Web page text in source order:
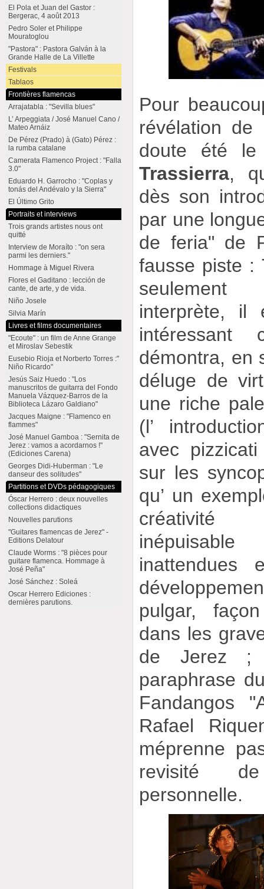
Pour
révélation
doute été
Trassierra,
dès son
par une
de feria" de
fausse piste :
seulement
interprète, il
intéressant
démontra, en
déluge de
une riche
(l’
avec
sur les
qu’ un
créativité
inattendues
pulgar,
dans les
de Jerez ;
paraphrase
Fandangos
Rafael
méprenne
revisité
personnelle.
El Pola et Juan del Gastor :
Bergerac, 4 août 2013
Pedro Soler et Philippe
Mouratoglou
"Pastora" : Pastora Galván à la
Grande Halle de La Villette
Festivals
Tablaos
Frontières flamencas
Arrajatabla : "Sevilla blues"
L’ Arpeggiata / José Manuel Cano /
Mateo Arnáiz
De Pérez (Prado) à (Gato) Pérez :
la rumba catalane
Camerata Flamenco Project : "Falla
3.0"
Eduardo H. Garrocho : "Coplas y
tonás del Andévalo y la Sierra"
El Último Grito
Portraits et interviews
Trois grands artistes nous ont
quitté
Interview de Moraíto : "on sera
parmi les derniers."
Hommage à Miguel Rivera
Flores el Gaditano : lección de
cante, de arte, y de vida.
Niño Josele
Silvia Marín
Livres et films documentaires
"Ecoute" : un film de Anne Grange
et Miroslav Sebestik
Eusebio Rioja et Norberto Torres :"
Niño Ricardo"
Jesús Saiz Huedo : "Los
manuscritos de guitarra del Fondo
Manuela Vázquez-Barros de la
Biblioteca Lázaro Galdiano"
Jacques Maigne : "Flamenco en
flammes"
José Manuel Gamboa : "Sernita de
Jerez : vamos a acordarnos !"
(Ediciones Carena)
Georges Didi-Huberman : "Le
danseur des solitudes"
Partitions et DVDs pédagogiques
Óscar Herrero : deux nouvelles
collections didactiques
Nouvelles parutions
"Guitares flamencas de Jerez" -
Editions Delatour
Claude Worms : "8 pièces pour
guitare flamenca. Hommage à
José Peña"
José Sánchez : Soleá
Oscar Herrero Ediciones :
dernières parutions.